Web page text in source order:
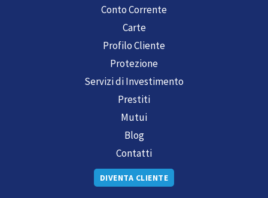
Conto Corrente
Carte
Profilo Cliente
Protezione
Servizi di Investimento
Prestiti
Mutui
Blog
Contatti
DIVENTA CLIENTE